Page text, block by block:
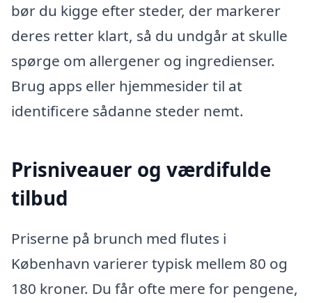
bør du kigge efter steder, der markerer
deres retter klart, så du undgår at skulle
spørge om allergener og ingredienser.
Brug apps eller hjemmesider til at
identificere sådanne steder nemt.
Prisniveauer og værdifulde
tilbud
Priserne på brunch med flutes i
København varierer typisk mellem 80 og
180 kroner. Du får ofte mere for pengene,